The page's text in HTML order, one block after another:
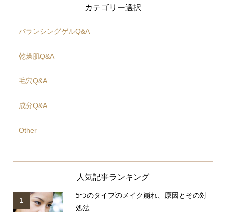
カテゴリー選択
バランシングゲルQ&A
乾燥肌Q&A
毛穴Q&A
成分Q&A
Other
人気記事ランキング
1
5つのタイプのメイク崩れ、原因とその対
処法